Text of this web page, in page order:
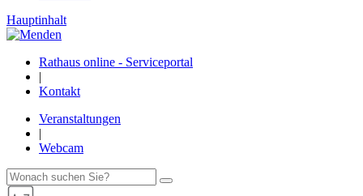
Hauptinhalt
Rathaus online - Serviceportal
|
Kontakt
Veranstaltungen
|
Webcam